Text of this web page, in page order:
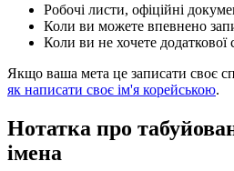
Робочі листи, офіційні
Коли ви можете впевнено
Коли ви не хочете додаткової
Якщо ваша мета це записати своє
як написати своє ім'я корейською.
Нотатка про
імена